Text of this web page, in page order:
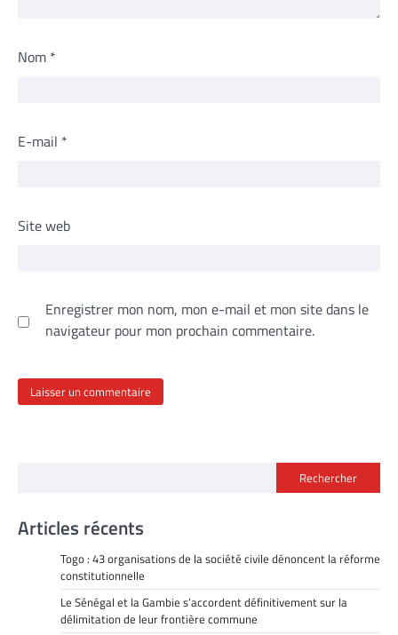
Nom *
E-mail *
Site web
Enregistrer mon nom, mon e-mail et mon site dans le
navigateur pour mon prochain commentaire.
Rechercher
Articles récents
Togo : 43 organisations de la société civile dénoncent la réforme
constitutionnelle
Le Sénégal et la Gambie s’accordent définitivement sur la
délimitation de leur frontière commune